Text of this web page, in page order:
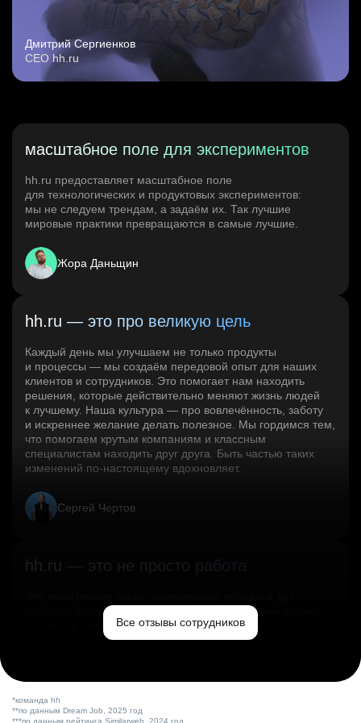
Дмитрий Сергиенков
CEO hh.ru
масштабное поле для экспериментов
hh.ru предоставляет масштабное поле
для технологических и продуктовых экспериментов:
мы не следуем трендам, а задаём их. Так лучшие
мировые практики превращаются в самые лучшие.
Жора Даньщин
hh.ru — это про великую цель
Каждый день мы улучшаем не только продукты
и процессы — мы создаём передовой опыт для наших
клиентов и сотрудников. Это помогает нам находить
решения, которые действительно меняют жизнь людей
к лучшему. Наша культура — про вовлечённость, заботу
и искреннее желание делать полезное. Мы гордимся тем,
что помогаем крутым компаниям и классным
специалистам находить друг друга. Быть частью таких
изменений по‑настоящему вдохновляет.
Сергей Чертов
hh.ru — это не просто работа
свободы. Мы помогаем миру и создаём лучший сервис
по поиску работы в стране.Все отзывы сотрудников
*команда hh
**по данным Dream Job, 2025 год
***по данным рейтинга Similarweb, 2024 год